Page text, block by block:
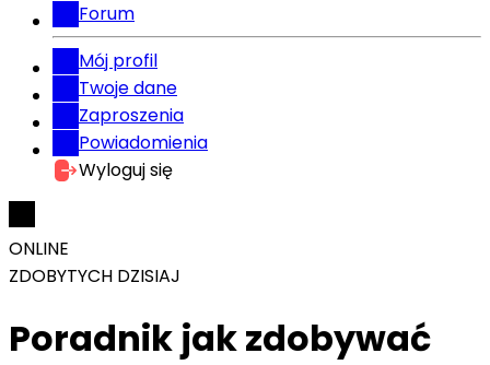
Forum
Mój profil
Twoje dane
Zaproszenia
Powiadomienia
Wyloguj się
ONLINE
ZDOBYTYCH DZISIAJ
Poradnik jak zdobywać